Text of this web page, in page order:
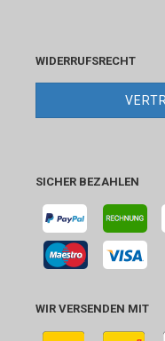
WIDERRUFSRECHT
SICHER BEZAHLEN
WIR VERSENDEN MIT